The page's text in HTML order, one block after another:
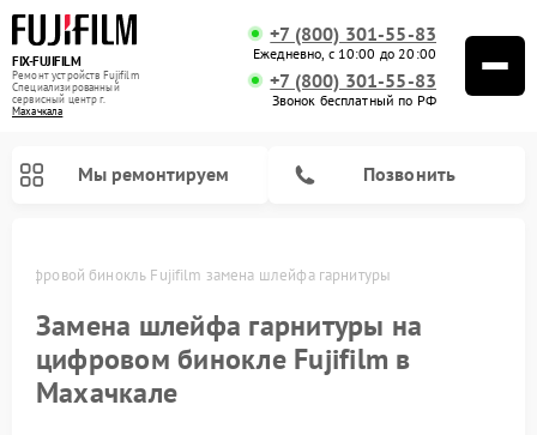
FIX-FUJIFILM
Ремонт устройств Fujifilm
Специализированный
cервисный центр г.
Махачкала
+7 (800) 301-55-83
Ежедневно, с 10:00 до 20:00
+7 (800) 301-55-83
Звонок бесплатный по РФ
Мы ремонтируем Позвонить
Цифровой бинокль Fujifilm замена шлейфа гарнитуры
Замена шлейфа гарнитуры на
цифровом бинокле Fujifilm в
Махачкале